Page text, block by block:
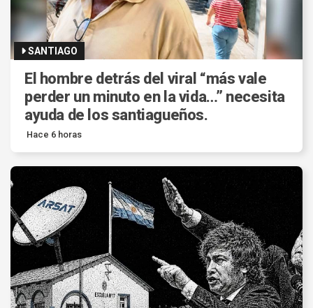
SANTIAGO
El hombre detrás del viral “más vale
perder un minuto en la vida…” necesita
ayuda de los santiagueños.
Hace 6 horas